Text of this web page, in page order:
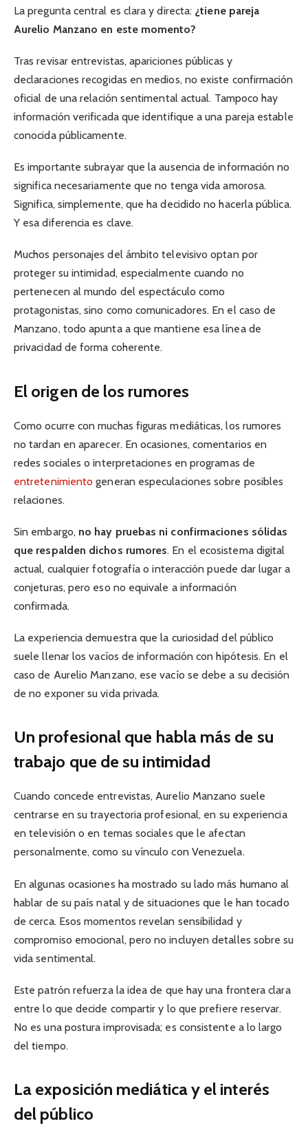
La pregunta central es clara y directa: ¿tiene pareja
Aurelio Manzano en este momento?
Tras revisar entrevistas, apariciones públicas y
declaraciones recogidas en medios, no existe confirmación
oficial de una relación sentimental actual. Tampoco hay
información verificada que identifique a una pareja estable
conocida públicamente.
Es importante subrayar que la ausencia de información no
significa necesariamente que no tenga vida amorosa.
Significa, simplemente, que ha decidido no hacerla pública.
Y esa diferencia es clave.
Muchos personajes del ámbito televisivo optan por
proteger su intimidad, especialmente cuando no
pertenecen al mundo del espectáculo como
protagonistas, sino como comunicadores. En el caso de
Manzano, todo apunta a que mantiene esa línea de
privacidad de forma coherente.
El origen de los rumores
Como ocurre con muchas figuras mediáticas, los rumores
no tardan en aparecer. En ocasiones, comentarios en
redes sociales o interpretaciones en programas de
entretenimiento generan especulaciones sobre posibles
relaciones.
Sin embargo, no hay pruebas ni confirmaciones sólidas
que respalden dichos rumores. En el ecosistema digital
actual, cualquier fotografía o interacción puede dar lugar a
conjeturas, pero eso no equivale a información
confirmada.
La experiencia demuestra que la curiosidad del público
suele llenar los vacíos de información con hipótesis. En el
caso de Aurelio Manzano, ese vacío se debe a su decisión
de no exponer su vida privada.
Un profesional que habla más de su
trabajo que de su intimidad
Cuando concede entrevistas, Aurelio Manzano suele
centrarse en su trayectoria profesional, en su experiencia
en televisión o en temas sociales que le afectan
personalmente, como su vínculo con Venezuela.
En algunas ocasiones ha mostrado su lado más humano al
hablar de su país natal y de situaciones que le han tocado
de cerca. Esos momentos revelan sensibilidad y
compromiso emocional, pero no incluyen detalles sobre su
vida sentimental.
Este patrón refuerza la idea de que hay una frontera clara
entre lo que decide compartir y lo que prefiere reservar.
No es una postura improvisada; es consistente a lo largo
del tiempo.
La exposición mediática y el interés
del público